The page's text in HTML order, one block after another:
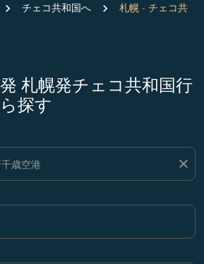
チェコ共和国へ
札幌 - チェコ共
札幌発チェコ共和国行
探す
close